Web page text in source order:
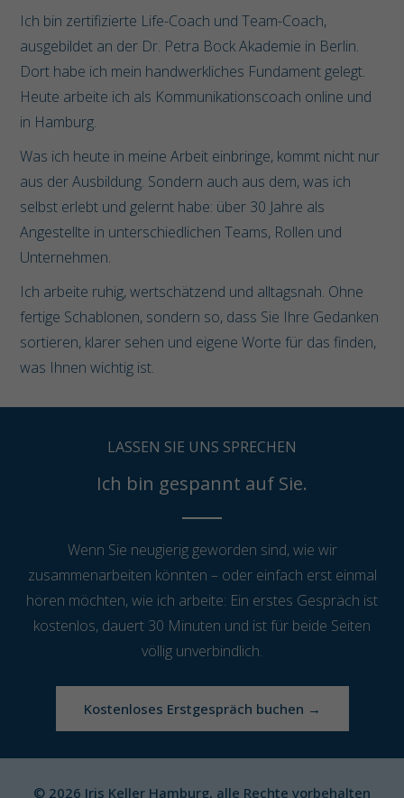
Ich bin zertifizierte Life-Coach und Team-Coach,
ausgebildet an der Dr. Petra Bock Akademie in Berlin.
Dort habe ich mein handwerkliches Fundament gelegt.
Heute arbeite ich als Kommunikationscoach online und
in Hamburg.
Was ich heute in meine Arbeit einbringe, kommt nicht nur
aus der Ausbildung. Sondern auch aus dem, was ich
selbst erlebt und gelernt habe: über 30 Jahre als
Angestellte in unterschiedlichen Teams, Rollen und
Unternehmen.
Ich arbeite ruhig, wertschätzend und alltagsnah. Ohne
fertige Schablonen, sondern so, dass Sie Ihre Gedanken
sortieren, klarer sehen und eigene Worte für das finden,
was Ihnen wichtig ist.
LASSEN SIE UNS SPRECHEN
Ich bin gespannt auf Sie.
Wenn Sie neugierig geworden sind, wie wir
zusammenarbeiten könnten – oder einfach erst einmal
hören möchten, wie ich arbeite: Ein erstes Gespräch ist
kostenlos, dauert 30 Minuten und ist für beide Seiten
völlig unverbindlich.
Kostenloses Erstgespräch buchen →
© 2026 Iris Keller Hamburg, alle Rechte vorbehalten